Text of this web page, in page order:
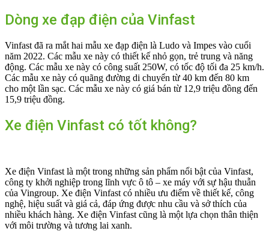
Dòng xe đạp điện của Vinfast
Vinfast đã ra mắt hai mẫu xe đạp điện là Ludo và Impes vào cuối
năm 2022. Các mẫu xe này có thiết kế nhỏ gọn, trẻ trung và năng
động. Các mẫu xe này có công suất 250W, có tốc độ tối đa 25 km/h.
Các mẫu xe này có quãng đường di chuyển từ 40 km đến 80 km
cho một lần sạc. Các mẫu xe này có giá bán từ 12,9 triệu đồng đến
15,9 triệu đồng.
Xe điện Vinfast có tốt không?
Xe điện Vinfast là một trong những sản phẩm nổi bật của Vinfast,
công ty khởi nghiệp trong lĩnh vực ô tô – xe máy với sự hậu thuẫn
của Vingroup. Xe điện Vinfast có nhiều ưu điểm về thiết kế, công
nghệ, hiệu suất và giá cả, đáp ứng được nhu cầu và sở thích của
nhiều khách hàng. Xe điện Vinfast cũng là một lựa chọn thân thiện
với môi trường và tương lai xanh.